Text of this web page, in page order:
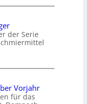
der Serie
Vorjahr
für das